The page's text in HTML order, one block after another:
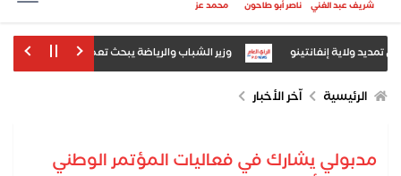
شريف عبد الغني
ناصر أبو طاحون
محمد عز
ولاية إنفانتينو وزير الشباب والرياضة يبحث تعظيم استثمار
الرئيسية اّخر الأخبار
مدبولي يشارك في فعاليات المؤتمر الوطني